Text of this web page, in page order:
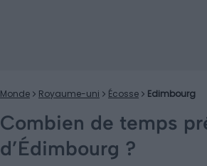
Monde Royaume-uni Écosse Edimbourg
Combien de temps
d’Édimbourg ?